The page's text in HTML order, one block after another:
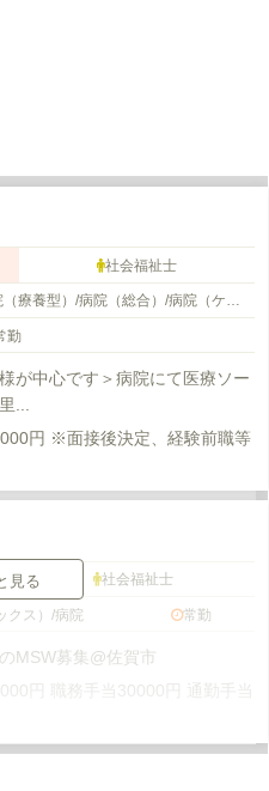
社会福祉士
院（ケアミックス）/病院（その他）/病院（外来）/病院
勤
が中心です＞病院にて医療ソー
...
円 ※面接後決定、経験前職等
社会福祉士
クス）/病院 常勤
MSW募集@佐賀市
円 職務手当30000円 通勤手当
見る